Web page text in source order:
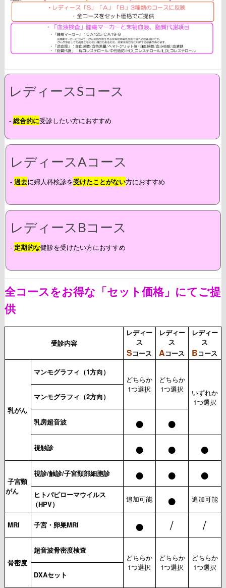
レディースSコース
- 総合的に受診したい方におすすめ
レディースAコース
-過去に婦人科検診を受けたことがない方におすすめ
レディースBコース
- 定期的な健診を受けたい方におすすめ
全コースをお得な「セット価格」にてご提
供
受診内容
レディー
ス
Sコース
レディー
ス
Aコース
レディー
ス
Bコース
乳がん
マンモグラフィ（1方向）
どちらか
1つ選択
どちらか
1つ選択
いずれか
1つ選択
マンモグラフィ（2方向）
乳房超音波 ● ●
視触診 ● ● ●
子宮頸
がん
視診/触診/子宮頸部細胞診 ● ● ●
ヒトパピローマウイルス
（HPV）
追加可能 ● 追加可能
MRI 子宮・卵巣MRI ● / /
骨密度
超音波骨密度検査
どちらか
1つ選択
どちらか
1つ選択
どちらか
1つ選択
DXAセット